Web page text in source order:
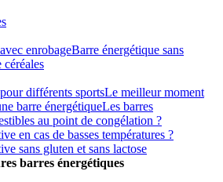
enrobageBarre énergétique sans
céréales
différents sportsLe meilleur moment
barre énergétiqueLes barres
au point de congélation ?
en cas de basses températures ?
sans gluten et sans lactose
barres énergétiques